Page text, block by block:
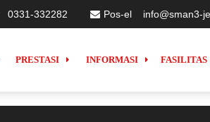
0331-332282 Pos-el info@sman3-
PRESTASI INFORMASI FASILITAS